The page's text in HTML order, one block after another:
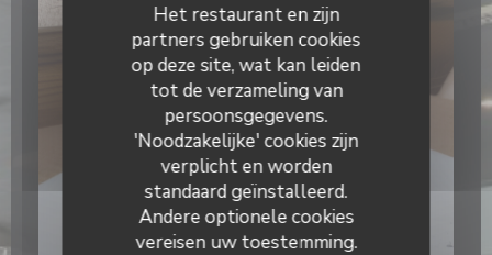
Het restaurant en zijn
partners gebruiken cookies
op deze site, wat kan leiden
tot de verzameling van
persoonsgegevens.
'Noodzakelijke' cookies zijn
verplicht en worden
standaard geïnstalleerd.
Andere optionele cookies
vereisen uw toestemming.